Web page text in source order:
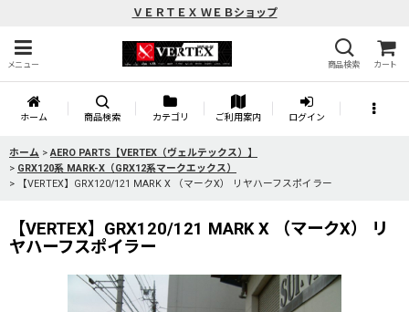
ＶＥＲＴＥＸ ＷＥＢショップ
メニュー 商品検索 カート
ホーム 商品検索 カテゴリ ご利用案内 ログイン
ホーム > AERO PARTS【VERTEX（ヴェルテックス）】
> GRX120系 MARK-X（GRX12系マークエックス）
>
【VERTEX】GRX120/121 MARK X （マークX） リヤハーフスポイラー
【VERTEX】GRX120/121 MARK X （マークX） リ
ヤハーフスポイラー